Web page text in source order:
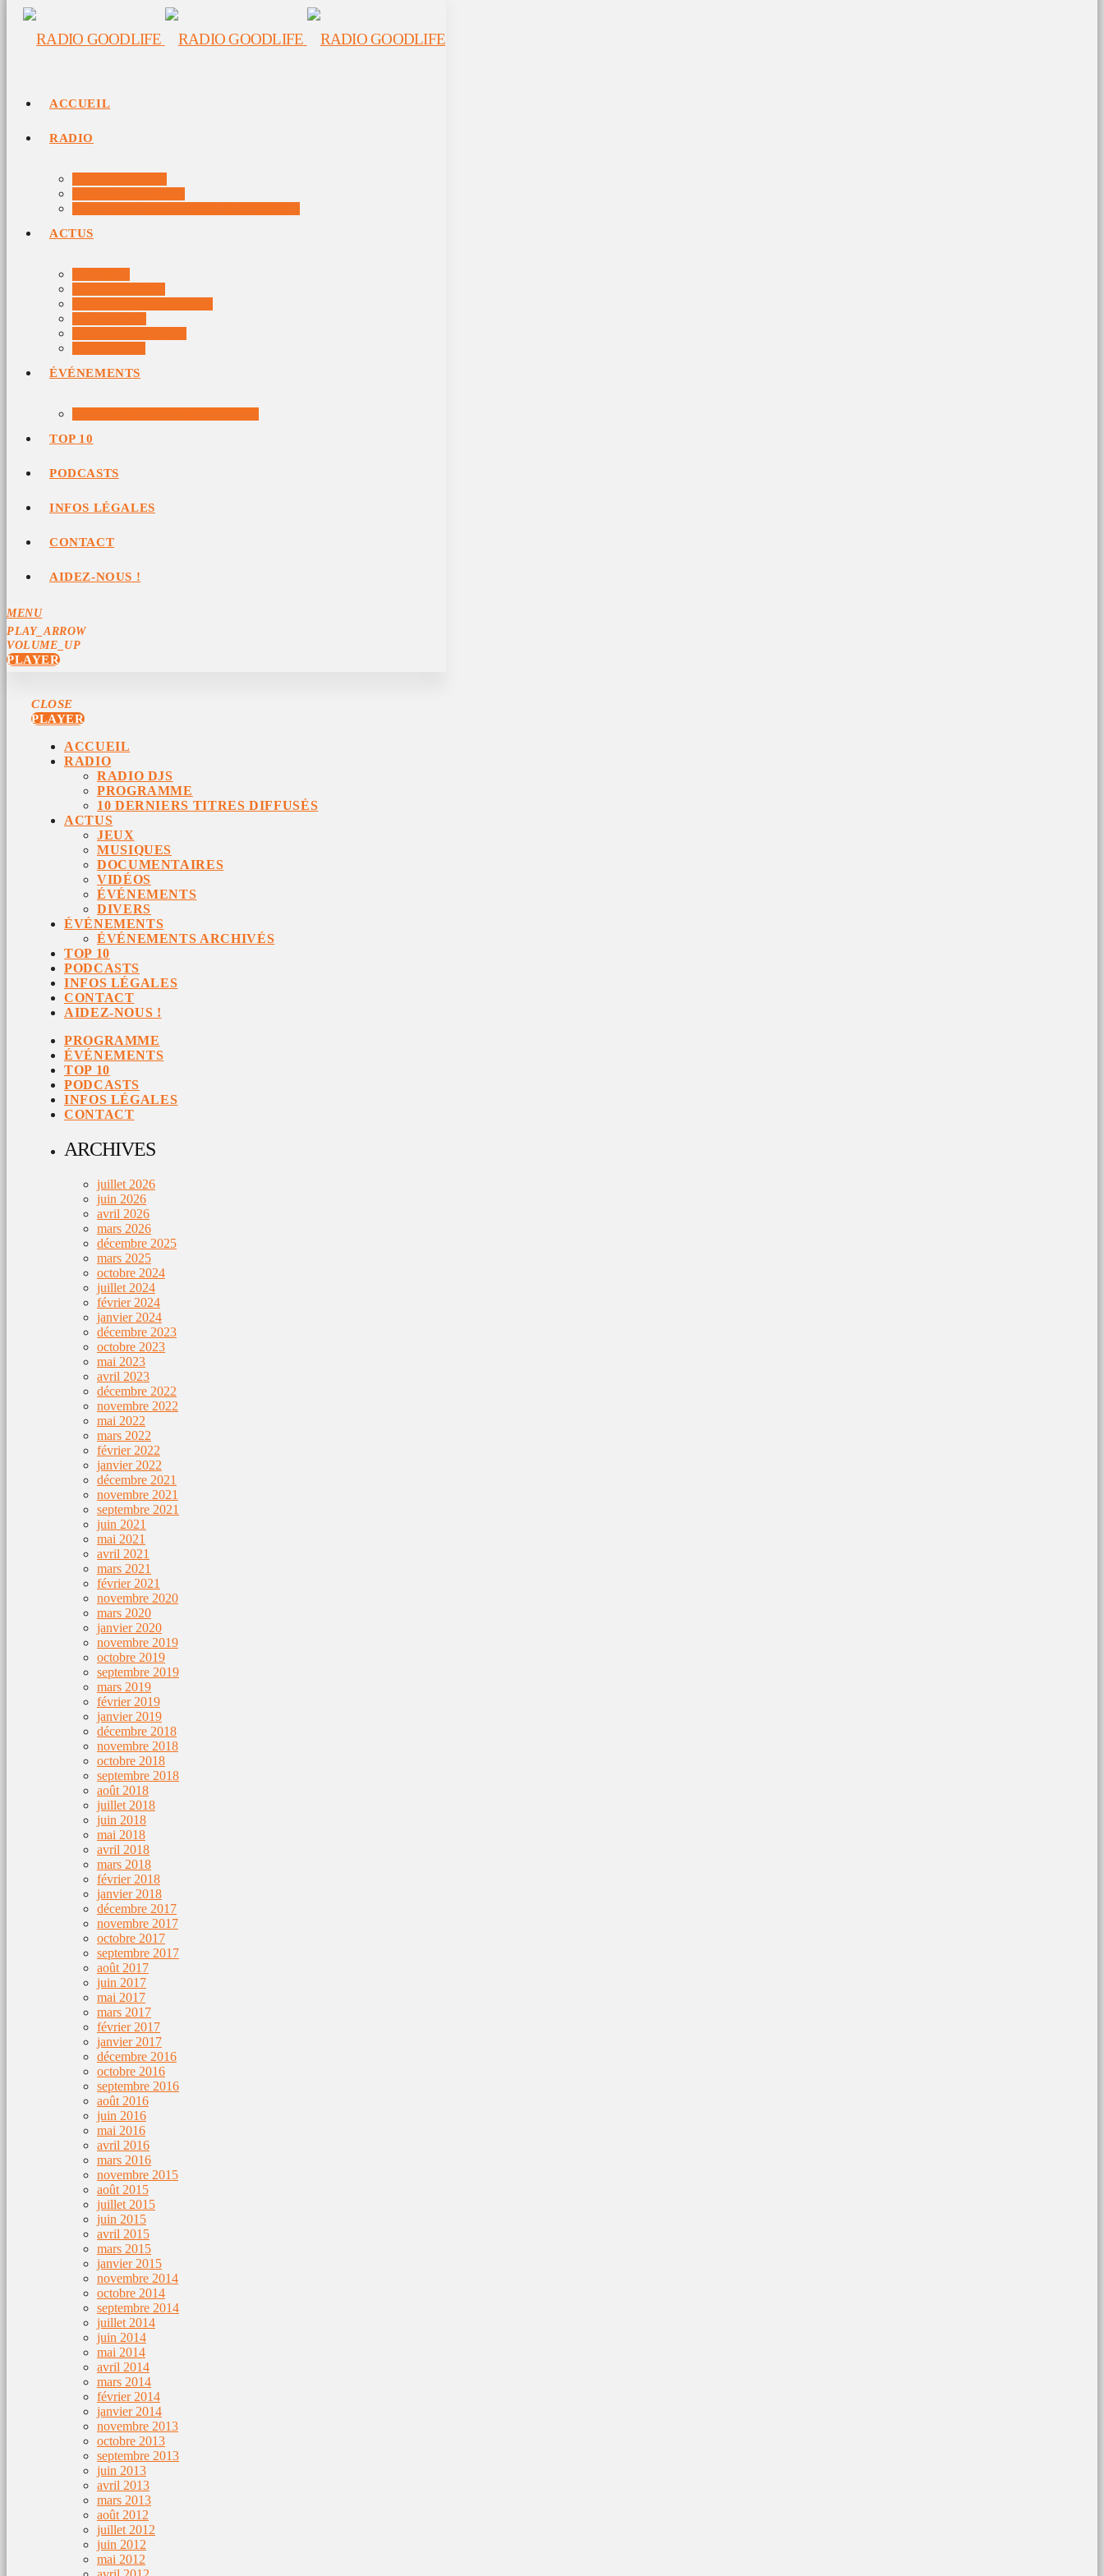
ACCUEIL
RADIO
ACTUS
ÉVÉNEMENTS
TOP 10
PODCASTS
INFOS LÉGALES
CONTACT
AIDEZ-NOUS !
MENU
PLAY_ARROW
VOLUME_UP
PLAYER
CLOSE
PLAYER
ACCUEIL
RADIO
RADIO DJS
PROGRAMME
10 DERNIERS TITRES DIFFUSÉS
ACTUS
JEUX
MUSIQUES
DOCUMENTAIRES
VIDÉOS
ÉVÉNEMENTS
DIVERS
ÉVÉNEMENTS
ÉVÉNEMENTS ARCHIVÉS
TOP 10
PODCASTS
INFOS LÉGALES
CONTACT
AIDEZ-NOUS !
PROGRAMME
ÉVÉNEMENTS
TOP 10
PODCASTS
INFOS LÉGALES
CONTACT
ARCHIVES
juillet 2026
juin 2026
avril 2026
mars 2026
décembre 2025
mars 2025
octobre 2024
juillet 2024
février 2024
janvier 2024
décembre 2023
octobre 2023
mai 2023
avril 2023
décembre 2022
novembre 2022
mai 2022
mars 2022
février 2022
janvier 2022
décembre 2021
novembre 2021
septembre 2021
juin 2021
mai 2021
avril 2021
mars 2021
février 2021
novembre 2020
mars 2020
janvier 2020
novembre 2019
octobre 2019
septembre 2019
mars 2019
février 2019
janvier 2019
décembre 2018
novembre 2018
octobre 2018
septembre 2018
août 2018
juillet 2018
juin 2018
mai 2018
avril 2018
mars 2018
février 2018
janvier 2018
décembre 2017
novembre 2017
octobre 2017
septembre 2017
août 2017
juin 2017
mai 2017
mars 2017
février 2017
janvier 2017
décembre 2016
octobre 2016
septembre 2016
août 2016
juin 2016
mai 2016
avril 2016
mars 2016
novembre 2015
août 2015
juillet 2015
juin 2015
avril 2015
mars 2015
janvier 2015
novembre 2014
octobre 2014
septembre 2014
juillet 2014
juin 2014
mai 2014
avril 2014
mars 2014
février 2014
janvier 2014
novembre 2013
octobre 2013
septembre 2013
juin 2013
avril 2013
mars 2013
août 2012
juillet 2012
juin 2012
mai 2012